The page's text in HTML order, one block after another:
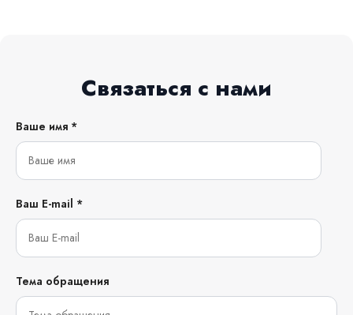
Связаться с нами
Ваше имя *
Ваш E-mail *
Тема обращения